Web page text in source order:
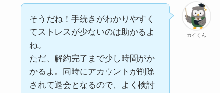
カイくん
そうだね！手続きがわかりやすく
てストレスが少ないのは助かるよ
ね。
ただ、解約完了まで少し時間がか
かるよ。同時にアカウントが削除
されて退会となるので、よく検討